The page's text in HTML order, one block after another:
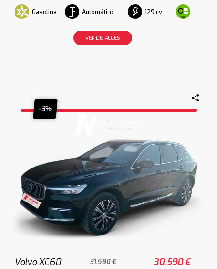
Gasolina Automático 129 cv
VER DETALLES
-3%
Volvo XC60 31.590 € 30.590 €